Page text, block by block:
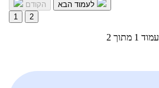
הקודם
1
2
עמוד 1 מתוך 2